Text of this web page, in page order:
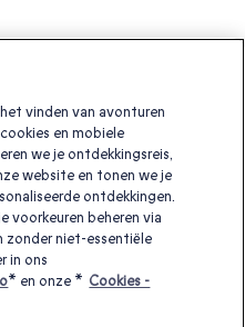
vinden van avonturen
en mobiele
we je ontdekkingsreis,
website en tonen we je
ontdekkingen.
voorkeuren beheren via
zonder niet-essentiële
in ons
* en onze * Cookies -